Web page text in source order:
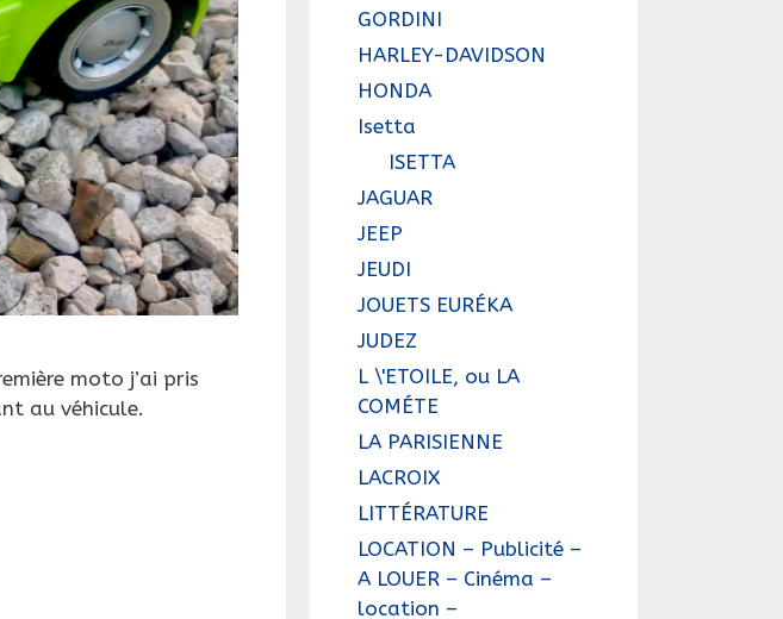
moto j’ai pris
au véhicule.
GORDINI
HARLEY-DAVIDSON
HONDA
Isetta
ISETTA
JAGUAR
JEEP
JEUDI
JOUETS EURÉKA
JUDEZ
L \'ETOILE, ou LA
COMÉTE
LA PARISIENNE
LACROIX
LITTÉRATURE
LOCATION – Publicité –
A LOUER – Cinéma –
location –